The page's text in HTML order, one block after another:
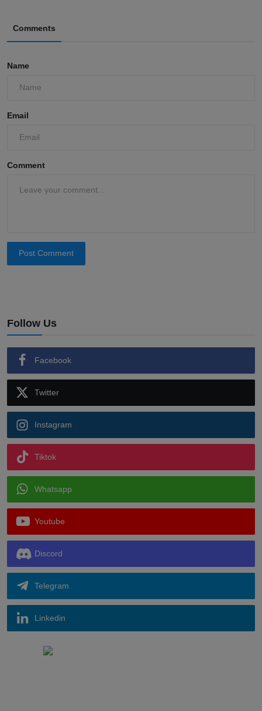
Comments
Name
Email
Comment
Post Comment
Follow Us
Facebook
Twitter
Instagram
Tiktok
Whatsapp
Youtube
Discord
Telegram
Linkedin